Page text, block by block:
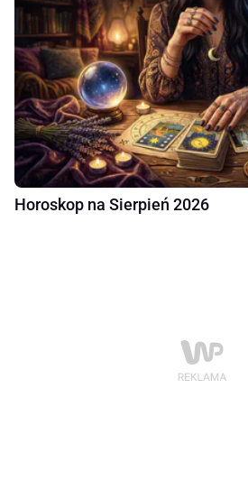
Horoskop na Sierpień 2026